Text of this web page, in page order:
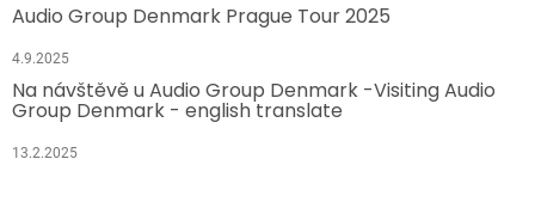
Audio Group Denmark Prague Tour 2025
4.9.2025
Na návštěvě u Audio Group Denmark -Visiting Audio
Group Denmark - english translate
13.2.2025